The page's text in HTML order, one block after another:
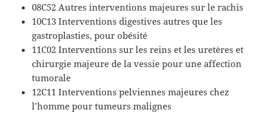
08C52 Autres interventions majeures sur le rachis
10C13 Interventions digestives autres que les
gastroplasties, pour obésité
11C02 Interventions sur les reins et les uretères et
chirurgie majeure de la vessie pour une affection
tumorale
12C11 Interventions pelviennes majeures chez
l’homme pour tumeurs malignes